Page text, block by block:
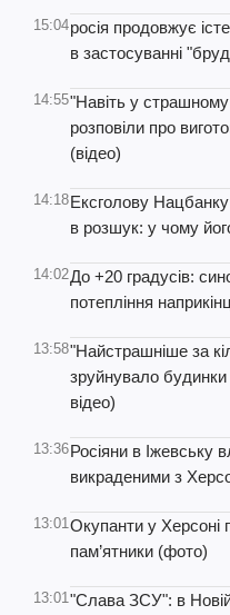
15:04росія продовжує
в застосуванні
14:55"Навіть у страшному
розповіли про
(відео)
14:18Ексголову
в розшук: у чому
14:02До +20 градусів:
потепління
13:58"Найстрашніше за
зруйнувало будинки
відео)
13:36Росіяни в Іжевську
викраденими з
13:01Окупанти у Херсоні
пам’ятники (фото)
13:01"Слава ЗСУ": в Новій